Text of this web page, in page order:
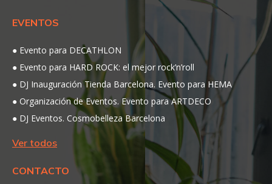
EVENTOS
Evento para DECATHLON
Evento para HARD ROCK: el mejor rock’n’roll
DJ Inauguración Tienda Barcelona. Evento para HEMA
Organización de Eventos. Evento para ARTDECO
DJ Eventos. Cosmobelleza Barcelona
Ver todos
CONTACTO